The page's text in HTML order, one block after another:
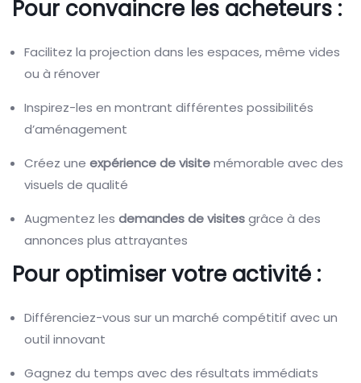
Pour convaincre les acheteurs :
Facilitez la projection dans les espaces, même vides
ou à rénover
Inspirez-les en montrant différentes possibilités
d’aménagement
Créez une expérience de visitemémorable avec des
visuels de qualité
Augmentez les demandes de visitesgrâce à des
annonces plus attrayantes
Pour optimiser votre activité :
Différenciez-vous sur un marché compétitif avec un
outil innovant
Gagnez du temps avec des résultats immédiats